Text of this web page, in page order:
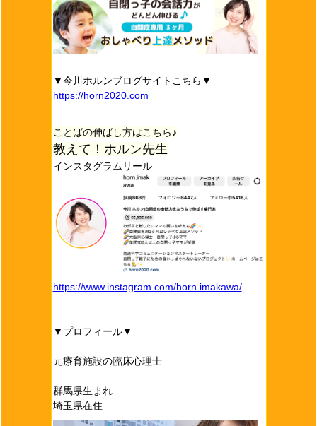
▼今川ホルンブログサイトこちら▼
https://horn2020.com
ことばの伸ばし方はこちら♪
教えて！ホルン先生
インスタグラムリール
https://www.instagram.com/horn.imakawa/
▼プロフィール▼
元療育施設の臨床心理士
群馬県生まれ
埼玉県在住